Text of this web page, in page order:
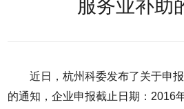
服务业补助
近日，杭州科委发布了关于申
的通知，企业申报截止日期：2016